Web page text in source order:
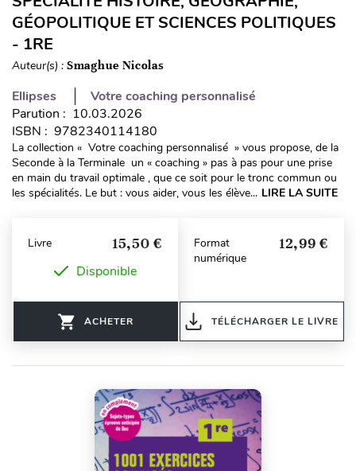
GÉOPOLITIQUE ET SCIENCES POLITIQUES
- 1RE
Auteur(s) : Smaghue Nicolas
Ellipses
Votre coaching personnalisé
Parution : 10.03.2026
ISBN : 9782340114180
La collection « Votre coaching personnalisé » vous propose, de la
Seconde à la Terminale un « coaching » pas à pas pour une prise
en main du travail optimale , que ce soit pour le tronc commun ou
les spécialités. Le but : vous aider, vous les élève... LIRE LA SUITE
Livre 15,50 €
Disponible
ACHETER
Format
numérique
12,99 €
TÉLÉCHARGER LE LIVRE